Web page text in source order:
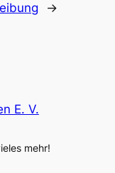
→
E. V.
mehr!